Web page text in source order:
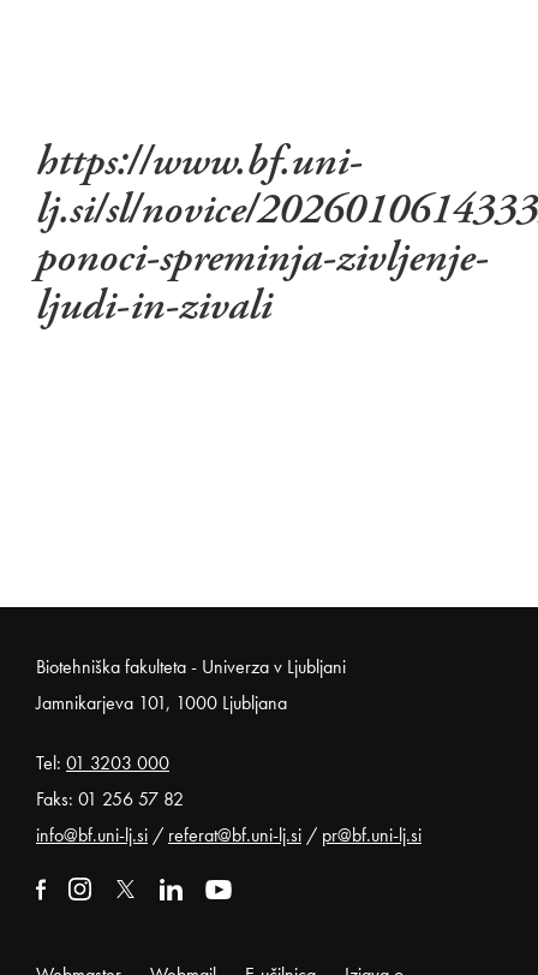
https://www.bf.uni-
lj.si/sl/novice/
ponoci-spreminja-zivljenje-
ljudi-in-zivali
Noga strani
Biotehniška fakulteta - Univerza v Ljubljani
Jamnikarjeva 101, 1000 Ljubljana
Tel: 01 3203 000
Faks: 01 256 57 82
info@bf.uni-lj.si / referat@bf.uni-lj.si / pr@bf.uni-lj.si